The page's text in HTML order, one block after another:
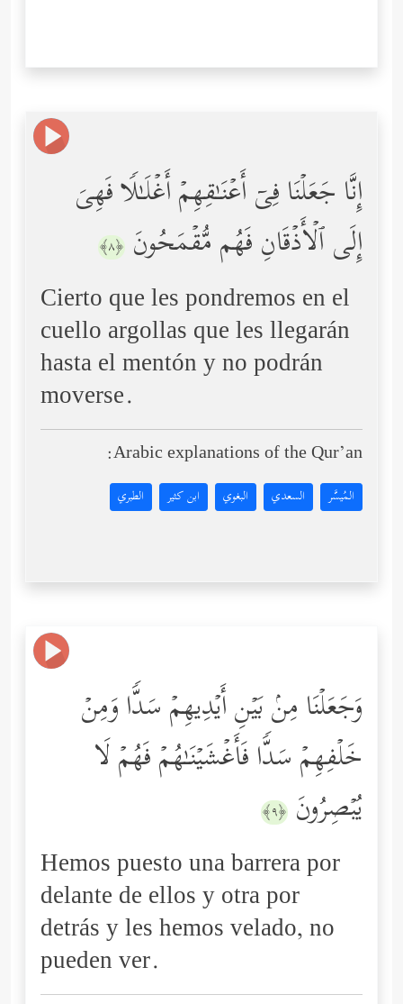
إِنَّا جَعَلۡنَا فِیۤ أَعۡنَـٰقِهِمۡ أَغۡلَـٰلࣰا فَهِیَ
إِلَى ٱلۡأَذۡقَانِ فَهُم مُّقۡمَحُونَ ﴿٨﴾
Cierto que les pondremos en el
cuello argollas que les llegarán
hasta el mentón y no podrán
moverse.
Arabic explanations of the Qur’an:
المُيسَّر السعدي البغوي ابن كثير الطبري
وَجَعَلۡنَا مِنۢ بَیۡنِ أَیۡدِیهِمۡ سَدࣰّا وَمِنۡ
خَلۡفِهِمۡ سَدࣰّا فَأَغۡشَیۡنَـٰهُمۡ فَهُمۡ لَا
یُبۡصِرُونَ ﴿٩﴾
Hemos puesto una barrera por
delante de ellos y otra por
detrás y les hemos velado, no
pueden ver.